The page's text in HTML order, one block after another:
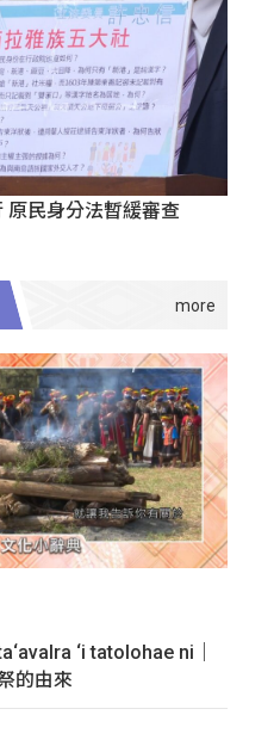
原民身分法暫緩審查
‘i tatolohae ni｜
的由來